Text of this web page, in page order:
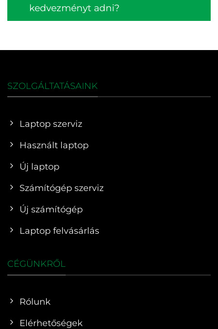
kedvezményt adni?
SZOLGÁLTATÁSAINK
Laptop szerviz
Használt laptop
Új laptop
Számítógép szerviz
Új számítógép
Laptop felvásárlás
CÉGÜNKRŐL
Rólunk
Elérhetőségek